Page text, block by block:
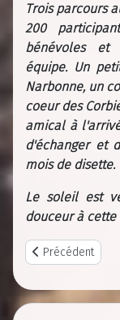
Trois parcours
200
bénévoles et
équipe. Un
Narbonne, un
coeur des
amical à
d'échanger et
mois de disette.
Le soleil est
douceur à
Previous article:
Précédent